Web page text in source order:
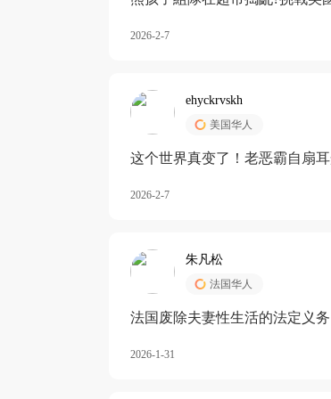
2026-2-7
ehyckrvskh
美国华人
这个世界真变了！老恶霸自扇
2026-2-7
朱凡松
法国华人
法国废除夫妻性生活的法定义
2026-1-31